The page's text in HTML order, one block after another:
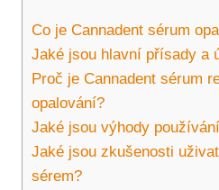
Co je Cannadent sérum
Jaké jsou hlavní přísady a
Proč je Cannadent sérum
opalování?
Jaké jsou výhody
Jaké jsou zkušenosti
sérem?